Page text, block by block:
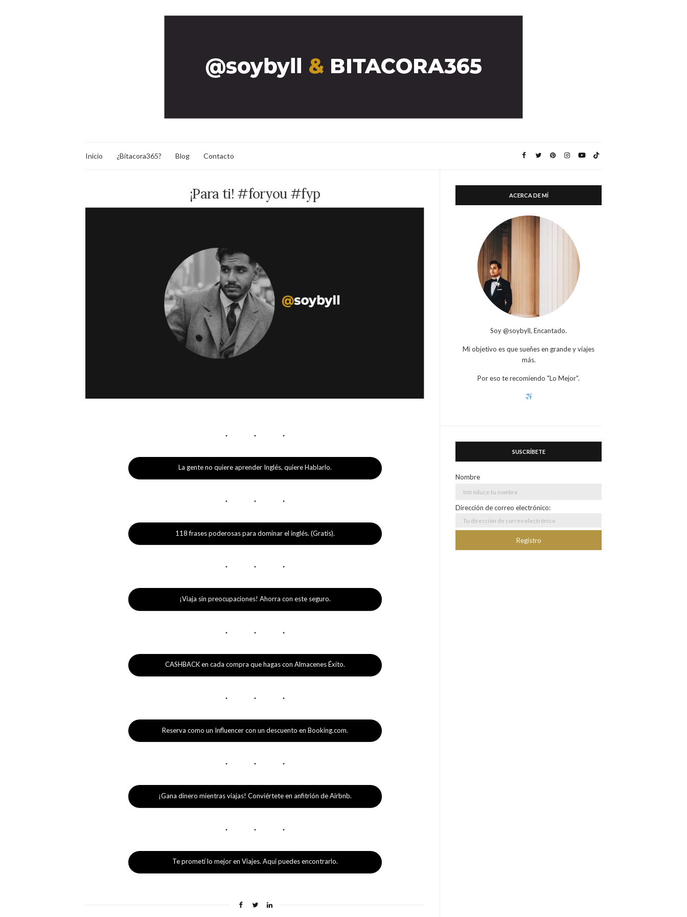
Inicio ¿Bitacora365? Blog Contacto
¡Para ti! #foryou #fyp
La gente no quiere aprender Inglés, quiere Hablarlo.
118 frases poderosas para dominar el inglés. (Gratis).
¡Viaja sin preocupaciones! Ahorra con este seguro.
CASHBACK en cada compra que hagas con Almacenes Éxito.
Reserva como un Influencer con un descuento en Booking.com.
¡Gana dinero mientras viajas! Conviértete en anfitrión de Airbnb.
Te prometí lo mejor en Viajes. Aquí puedes encontrarlo.
ACERCA DE MÍ
Soy @soybyll, Encantado.
Mi objetivo es que sueñes en grande y viajes
más.
Por eso te recomiendo "Lo Mejor".
SUSCRÍBETE
Nombre
Dirección de correo electrónico: